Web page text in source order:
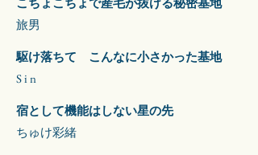
旅男
駆け落ちて こんなに小さかった基地
S i n
宿として機能はしない星の先
ちゅけ彩緒